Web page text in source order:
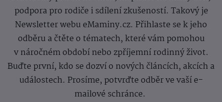
podpora pro rodiče i sdílení zkušeností. Takový je
Newsletter webu eMaminy.cz. Přihlaste se k jeho
odběru a čtěte o tématech, které vám pomohou
v náročném období nebo zpříjemní rodinný život.
Buďte první, kdo se dozví o nových článcích, akcích a
událostech. Prosíme, potvrďte odběr ve vaší e-
mailové schránce.